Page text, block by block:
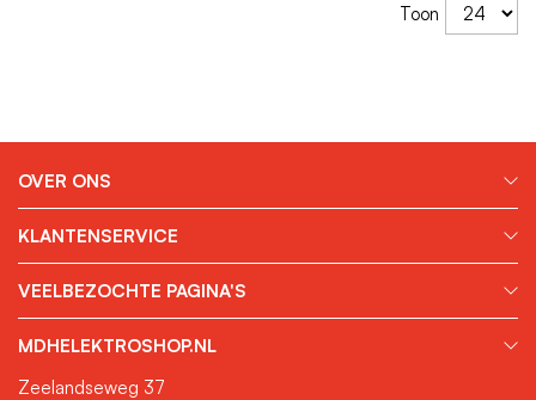
Toon
OVER ONS
KLANTENSERVICE
VEELBEZOCHTE PAGINA'S
MDHELEKTROSHOP.NL
Zeelandseweg 37